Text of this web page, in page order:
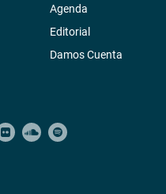
Agenda
Editorial
Damos Cuenta